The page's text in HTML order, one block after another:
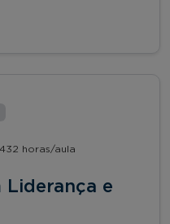
432 horas/aula
Liderança e